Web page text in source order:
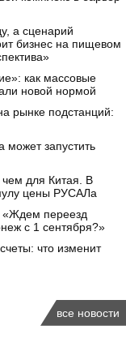
а сценарий
бизнес на пищевом
как массовые
новой нормой
рынке подстанций:
может запустить
для Китая. В
цены РУСАЛа
«Ждем переезд
с 1 сентября?»
что изменит
все новости